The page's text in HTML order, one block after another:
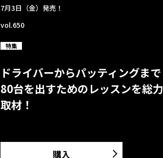
7月3日（金）発売！
vol.650
特集
ドライバーからパッティングまで
80台を出すためのレッスンを総力
取材！
購入